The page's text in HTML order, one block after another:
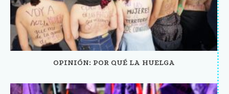
OPINIÓN: POR QUÉ LA HUELGA